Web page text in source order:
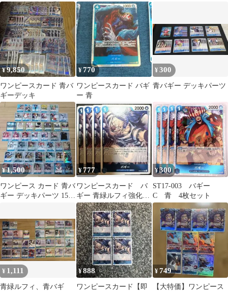
ー!!!! C 1コス 青 2枚
ッキパーツ リーパ
ラ まとめ売り
¥9,850
ワンピースカード 青バ
ギーデッキ
¥770
ワンピースカード バギ
ー 青
¥300
青バギー デッキパーツ
¥1,500
ワンピース カード 青バ
ギー デッキパーツ 152
¥777
ワンピースカード バ
ギー 青緑ルフィ強化パ
ーツ R 4枚セット
¥300
ST17-003 バギー
C 青 4枚セット
¥ 1,111
青緑ルフィ、青バギ
¥888
ワンピースカード【即
¥749
【大特価】ワンピース